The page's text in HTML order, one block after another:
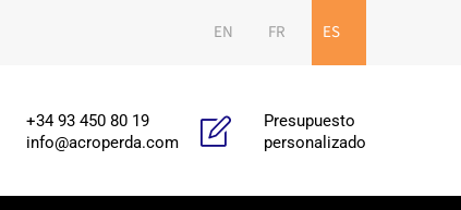
EN FR ES
+34 93 450 80 19
info@acroperda.com
Presupuesto
personalizado